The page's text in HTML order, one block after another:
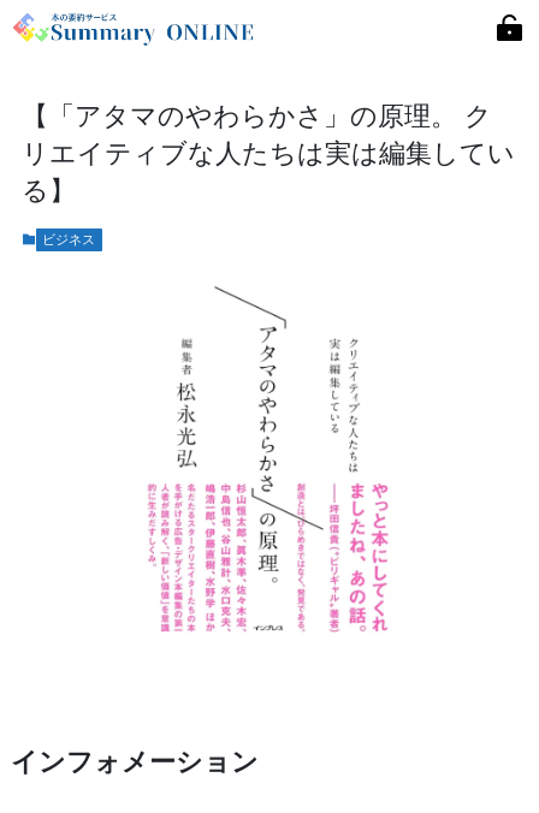
【「アタマのやわらかさ」の原理。 ク
リエイティブな人たちは実は編集してい
る】
ビジネス
インフォメーション